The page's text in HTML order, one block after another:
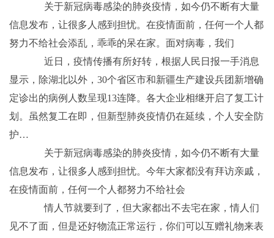
关于新冠病毒感染的肺炎疫情，如今仍不断有大量
信息发布，让很多人感到担忧。在疫情面前，任何一个人都
努力不给社会添乱，乖乖的呆在家。面对病毒，我们
近日，疫情传播有所好转，根据人民日报一手消息
显示，除湖北以外，30个省区市和新疆生产建设兵团新增确
定诊出的病例人数呈现13连降。各大企业相继开启了复工计
划。虽然复工在即，但新型肺炎疫情仍在延续，个人安全防
护…
关于新冠病毒感染的肺炎疫情，如今仍不断有大量
信息发布，让很多人感到担忧。今年大家都没有拜访亲戚，
在疫情面前，任何一个人都努力不给社会
情人节就要到了，但大家都出不去宅在家，情人们
见不了面，但是还好物流正常运行，你们可以互赠礼物来表